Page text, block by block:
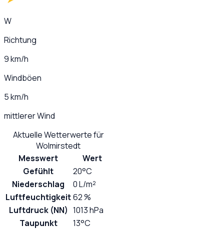
W
Richtung
9 km/h
Windböen
5 km/h
mittlerer Wind
Aktuelle Wetterwerte für
Wolmirstedt
Messwert
Wert
Gefühlt
20°C
Niederschlag
0 L/m²
Luftfeuchtigkeit62 %
Luftdruck (NN) 1013 hPa
Taupunkt
13°C